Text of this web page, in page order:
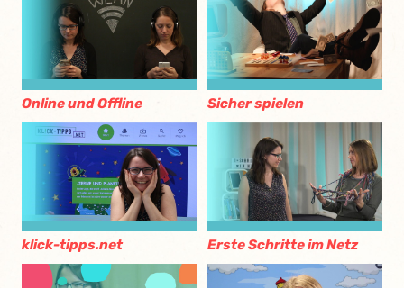
Online und Offline Sicher spielen
klick-tipps.net Erste Schritte im Netz